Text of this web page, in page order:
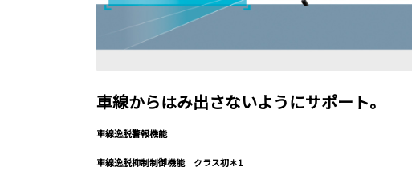
車線からはみ出さないようにサポート。
車線逸脱警報機能
車線逸脱抑制制御機能 クラス初＊1